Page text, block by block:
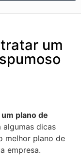
um
plano de
algumas dicas
melhor plano de
empresa.